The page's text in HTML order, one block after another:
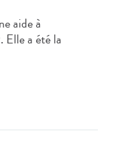
aide à
Elle a été la